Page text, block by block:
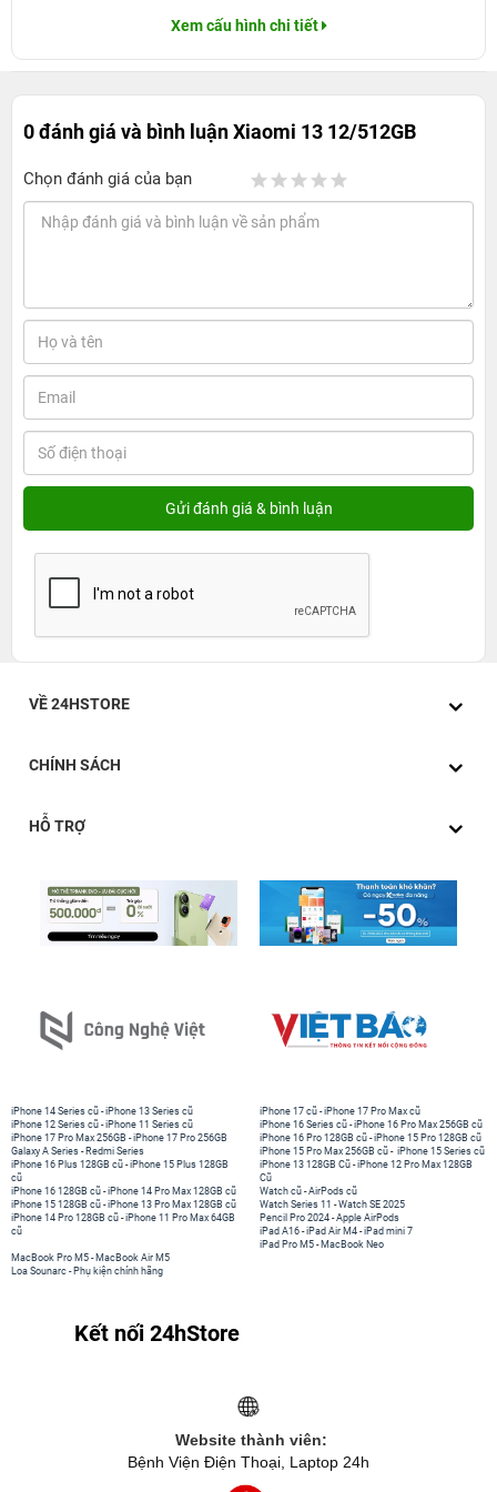
Xem cấu hình chi tiết
0 đánh giá và bình luậnXiaomi 13 12/512GB
Chọn đánh giá của bạn
VỀ 24HSTORE
CHÍNH SÁCH
HỖ TRỢ
iPhone 14 Series cũ -iPhone 13 Series cũ
iPhone 12 Series cũ -iPhone 11 Series cũ
iPhone 17 Pro Max 256GB -iPhone 17 Pro 256GB
Galaxy A Series - Redmi Series
iPhone 17 cũ -iPhone 17 Pro Max cũ
iPhone 16 Series cũ - iPhone 16 Pro Max 256GB cũ
iPhone 16 Pro 128GB cũ -iPhone 15 Pro 128GB cũ
iPhone 15 Pro Max 256GB cũ - iPhone 15 Series cũ
iPhone 16 Plus 128GB cũ -iPhone 15 Plus 128GB
cũ
iPhone 16 128GB cũ -iPhone 14 Pro Max 128GB cũ
iPhone 15 128GB cũ -iPhone 13 Pro Max 128GB cũ
iPhone 14 Pro 128GB cũ -iPhone 11 Pro Max 64GB
cũ
iPhone 13 128GB Cũ -iPhone 12 Pro Max 128GB
Cũ
Watch cũ -AirPods cũ
Watch Series 11 -Watch SE 2025
Pencil Pro 2024 -Apple AirPods
iPad A16 -iPad Air M4 -iPad mini 7
iPad Pro M5 - MacBook Neo
MacBook Pro M5 - MacBook Air M5
Loa Sounarc - Phụ kiện chính hãng
Kết nối 24hStore
Website thành viên:
Bệnh Viện Điện Thoại, Laptop 24h